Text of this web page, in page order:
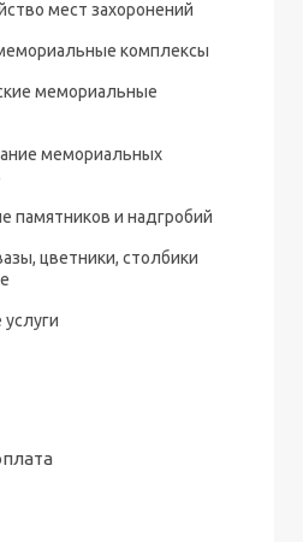
ограды на кладбище
кресты на кладбище
изделия и конструкции
цветники на кладбище
мест захоронений
комплексы
мемориальные
мемориальных
памятников и надгробий
памятники и надгробия
цветники, столбики